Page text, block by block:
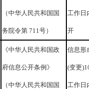
（中华人民共和国国
务院令第 711号）
工作日
开
《中华人民共和国政
府信息公开条例》
（中华人民共和国国
信息形
(变更
工作日